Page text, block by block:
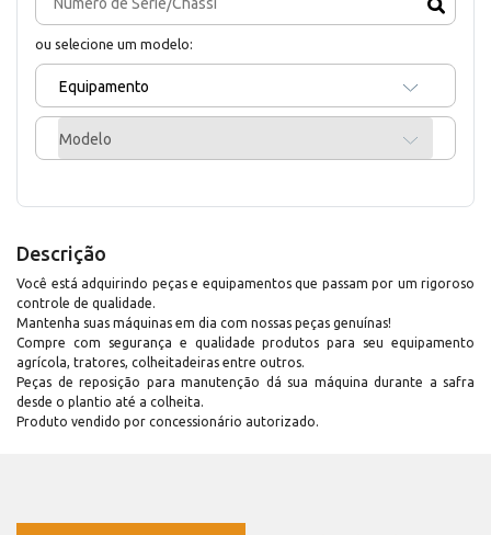
ou selecione um modelo:
Equipamento
Modelo
Descrição
Você está adquirindo peças e equipamentos que passam por um rigoroso
controle de qualidade.
Mantenha suas máquinas em dia com nossas peças genuínas!
Compre com segurança e qualidade produtos para seu equipamento
agrícola, tratores, colheitadeiras entre outros.
Peças de reposição para manutenção dá sua máquina durante a safra
desde o plantio até a colheita.
Produto vendido por concessionário autorizado.